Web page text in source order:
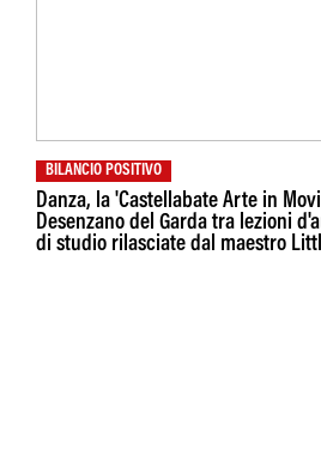
BILANCIO POSITIVO
Danza, la 'Castellabate Arte in
Desenzano del Garda tra lezioni
di studio rilasciate dal maestro